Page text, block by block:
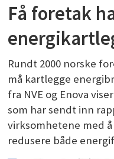
Få foretak
Rundt 2000 norske
må kartlegge
fra NVE og Enova
som har sendt inn
virksomhetene med
redusere både